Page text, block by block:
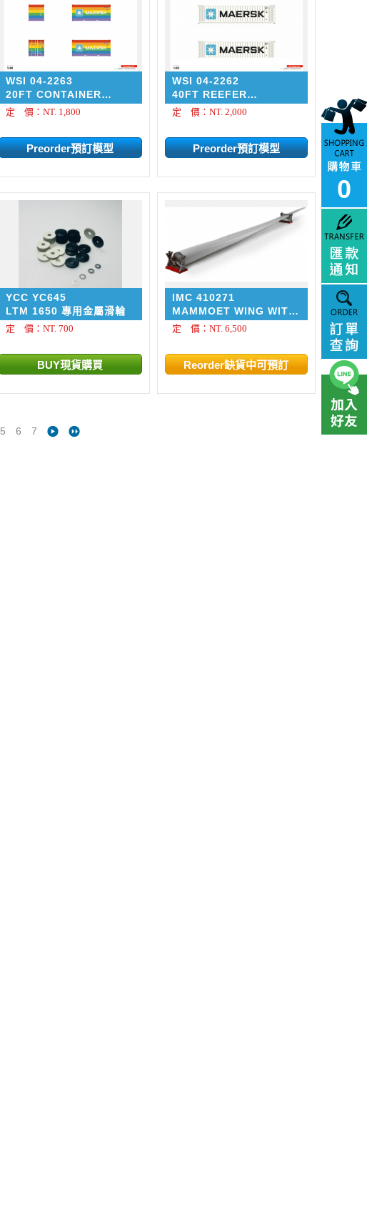
WSI 04-2263
20FT CONTAINER
MAERSK Rainbow
Premium Line
定 價：NT. 1,800
WSI 04-2262
40FT REEFER
CONTAINER STAR
COOL MAERSK
定 價：NT. 2,000
YCC YC645
LTM 1650 專用金屬滑輪
定 價：NT. 700
IMC 410271
MAMMOET WING WITH
TRANSPORT CRADLES
定 價：NT. 6,500
5 6 7
0